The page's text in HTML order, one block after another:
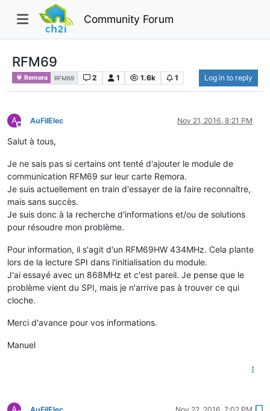
Community Forum
RFM69
Remora RFM69 2 1 1.6k 1 Log in to reply
A
Offline
AuFilElec Nov 21, 2016, 8:21 PM
Salut à tous,
Je ne sais pas si certains ont tenté d'ajouter le module de
communication RFM69 sur leur carte Remora.
Je suis actuellement en train d'essayer de la faire reconnaître,
mais sans succès.
Je suis donc à la recherche d'informations et/ou de solutions
pour résoudre mon problème.
Pour information, il s'agit d'un RFM69HW 434MHz. Cela plante
lors de la lecture SPI dans l'initialisation du module.
J'ai essayé avec un 868MHz et c'est pareil. Je pense que le
problème vient du SPI, mais je n'arrive pas à trouver ce qui
cloche.
Merci d'avance pour vos informations.
Manuel
A